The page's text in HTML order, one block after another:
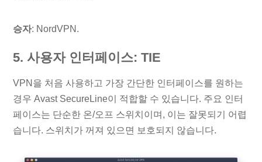
승자: NordVPN.
5. 사용자 인터페이스: TIE
VPN을 처음 사용하고 가장 간단한 인터페이스를 원하는
경우 Avast SecureLine이 적합할 수 있습니다. 주요 인터
페이스는 단순한 온/오프 스위치이며, 이는 잘못되기 어렵
습니다. 스위치가 꺼져 있으면 보호되지 않습니다.